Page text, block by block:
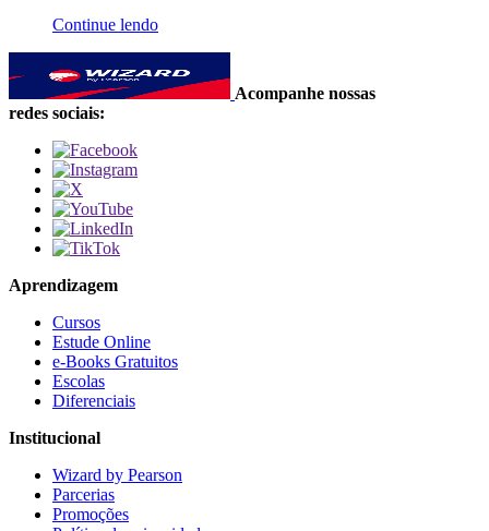
Continue lendo
Acompanhe nossas
redes sociais:
Aprendizagem
Cursos
Estude Online
e-Books Gratuitos
Escolas
Diferenciais
Institucional
Wizard by Pearson
Parcerias
Promoções